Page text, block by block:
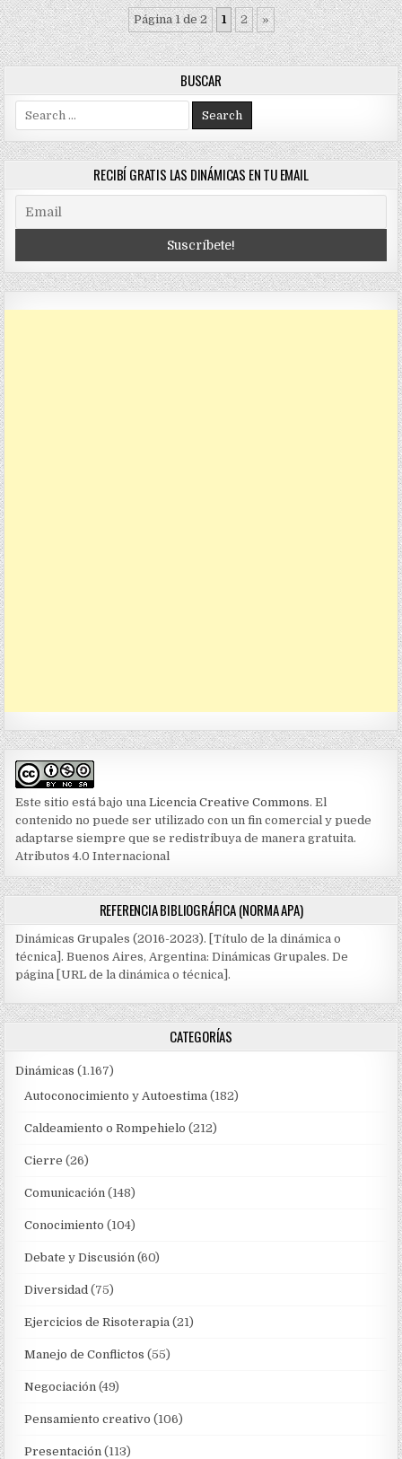
Página 1 de 2 1 2 »
BUSCAR
for:
RECIBÍ GRATIS LAS DINÁMICAS EN TU EMAIL
Este sitio está bajo unaLicencia Creative Commons. El
contenido no puede ser utilizado con un fin comercial y puede
adaptarse siempre que se redistribuya de manera gratuita.
Atributos 4.0 Internacional
REFERENCIA BIBLIOGRÁFICA (NORMA APA)
Dinámicas Grupales (2016-2023). [Título de la dinámica o
técnica]. Buenos Aires, Argentina: Dinámicas Grupales. De
página [URL de la dinámica o técnica].
CATEGORÍAS
Dinámicas (1.167)
Autoconocimiento y Autoestima (182)
Caldeamiento o Rompehielo (212)
Cierre (26)
Comunicación (148)
Conocimiento (104)
Debate y Discusión (60)
Diversidad (75)
Ejercicios de Risoterapia (21)
Manejo de Conflictos (55)
Negociación (49)
Pensamiento creativo (106)
Presentación (113)